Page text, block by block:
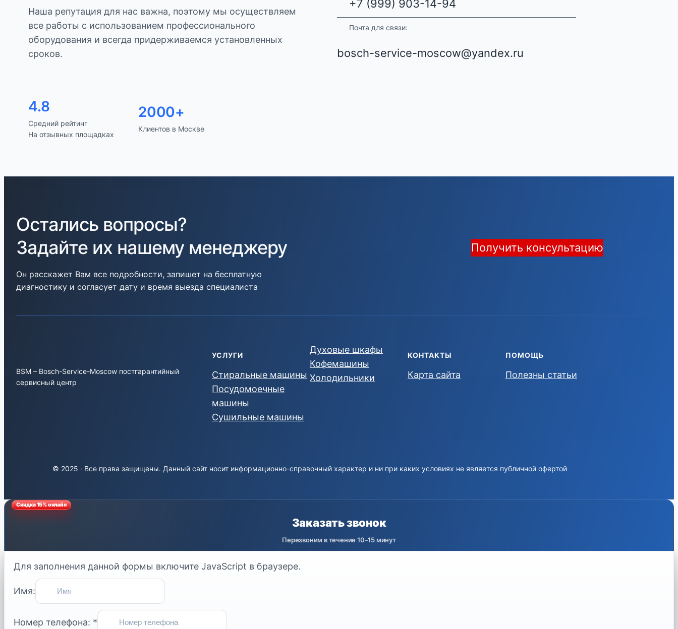
Наша репутация для нас важна, поэтому мы осуществляем
все работы с использованием профессионального
оборудования и всегда придерживаемся установленных
сроков.
4.8
Средний рейтинг
На отзывных площадках
2000+
Клиентов в Москве
+7 (999) 903-14-94
Почта для связи:
bosch-service-moscow@yandex.ru
Остались вопросы?
Задайте их нашему менеджеру
Он расскажет Вам все подробности, запишет на бесплатную
диагностику и согласует дату и время выезда специалиста
Получить консультацию
BSM – Bosch-Service-Moscow постгарантийный
сервисный центр
УСЛУГИ
Стиральные машины
Посудомоечные
машины
Сушильные машины
Духовые шкафы
Кофемашины
Холодильники
КОНТАКТЫ
Карта сайта
ПОМОЩЬ
Полезны статьи
© 2025 · Все права защищены. Данный сайт носит информационно-справочный характер и ни при каких условиях не является публичной офертой
Заказать звонок
Для заполнения данной формы включите JavaScript в браузере.
Имя:
Номер телефона: *